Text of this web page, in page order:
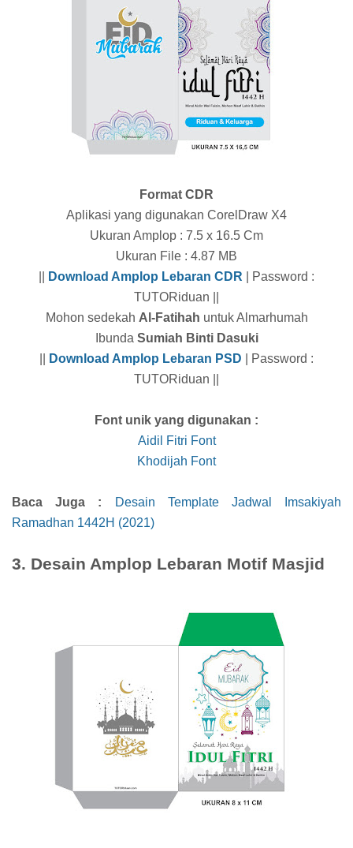
Format CDR
Aplikasi yang digunakan CorelDraw X4
Ukuran Amplop : 7.5 x 16.5 Cm
Ukuran File : 4.87 MB
Download Amplop Lebaran CDR | Password :
TUTORiduan ||
Mohon sedekah Al-Fatihah untuk Almarhumah
Ibunda Sumiah Binti Dasuki
Download Amplop Lebaran PSD | Password :
TUTORiduan ||
Font unik yang digunakan :
Aidil Fitri Font
Khodijah Font
Baca Juga :
Desain Template Jadwal Imsakiyah
Ramadhan 1442H (2021)
3. Desain Amplop Lebaran Motif Masjid